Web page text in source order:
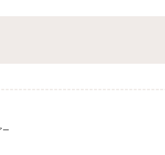
ー